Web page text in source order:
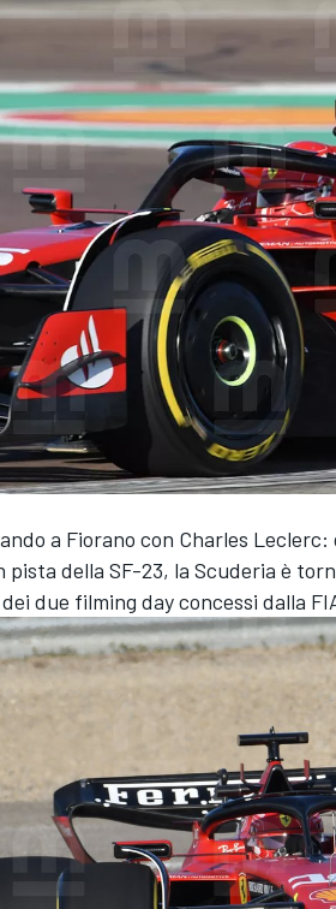
a Fiorano con Charles
della SF-23, la Scuderia è
due filming day concessi dalla